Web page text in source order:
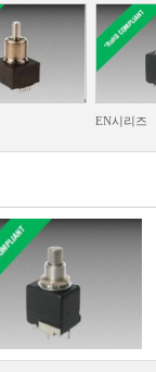
EN시리즈